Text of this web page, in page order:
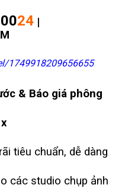
0024 |
1749918209656655
& Báo giá phông
tiêu chuẩn, dễ dàng
các studio chụp ảnh